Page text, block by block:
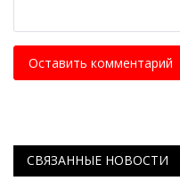
Оставить комментарий
СВЯЗАННЫЕ НОВОСТИ